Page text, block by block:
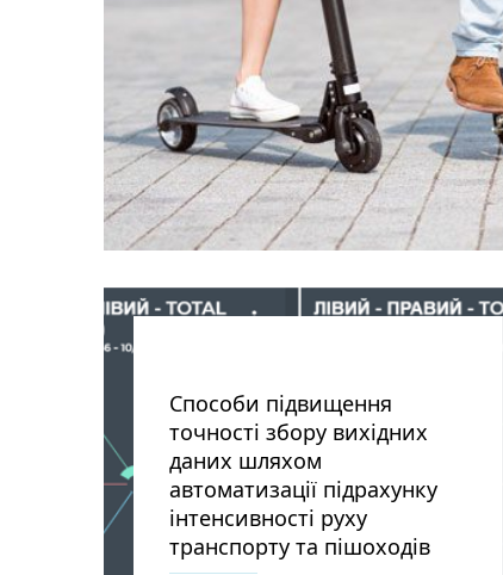
Способи підвищення
точності збору вихідних
даних шляхом
автоматизації підрахунку
інтенсивності руху
транспорту та пішоходів